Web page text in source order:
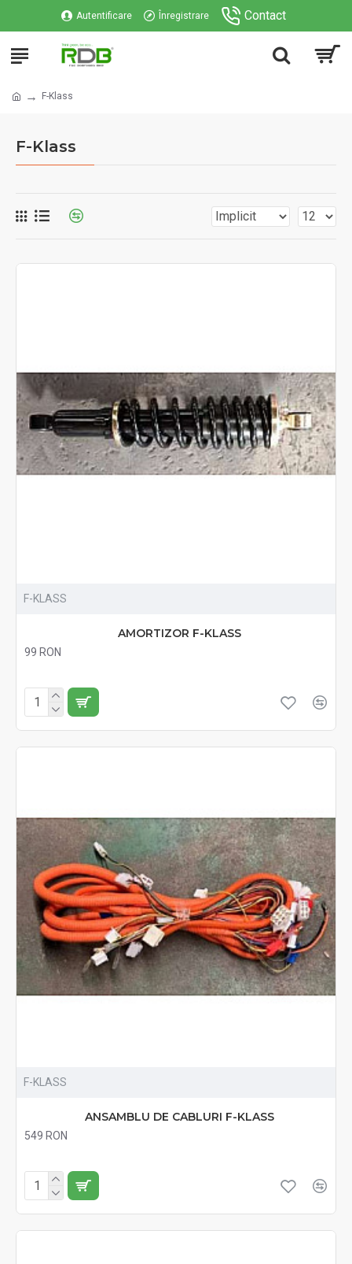
Autentificare Înregistrare Contact
F-Klass
F-Klass
F-KLASS
AMORTIZOR F-KLASS
99 RON
F-KLASS
ANSAMBLU DE CABLURI F-KLASS
549 RON